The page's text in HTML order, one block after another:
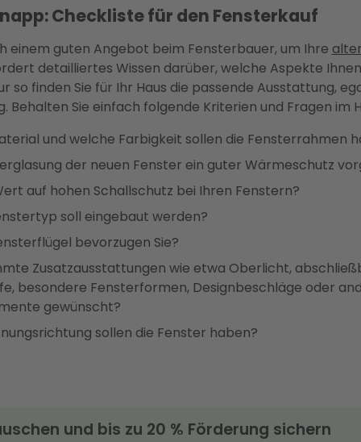
Checkliste für den Fensterkauf
einem guten Angebot beim Fensterbauer, um Ihre
detailliertes Wissen darüber, welche Aspekte
so finden Sie für Ihr Haus die passende Ausstattung,
Behalten Sie einfach folgende Kriterien und Fragen im
und welche Farbigkeit sollen die Fensterrahmen
der neuen Fenster ein guter Wärmeschutz
auf hohen Schallschutz bei Ihren Fenstern?
soll eingebaut werden?
bevorzugen Sie?
Zusatzausstattungen wie etwa Oberlicht,
besondere Fensterformen, Designbeschläge oder
gewünscht?
sollen die Fenster haben?
und bis zu 20 % Förderung sichern